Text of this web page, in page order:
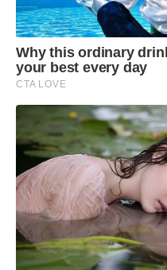
Why this ordinary
your best every day
CTA LOVE